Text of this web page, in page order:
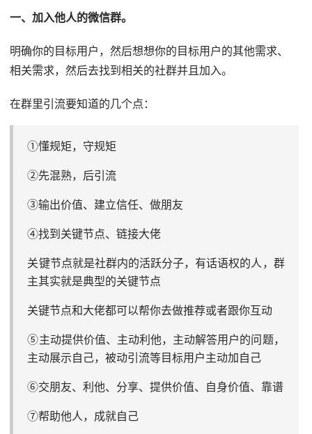
一、加入他人的微信群。
明确你的目标用户，然后想想你的目标用户的其他需求、
相关需求，然后去找到相关的社群并且加入。
在群里引流要知道的几个点：
①懂规矩，守规矩
②先混熟，后引流
③输出价值、建立信任、做朋友
④找到关键节点、链接大佬
关键节点就是社群内的活跃分子，有话语权的人，群
主其实就是典型的关键节点
关键节点和大佬都可以帮你去做推荐或者跟你互动
⑤主动提供价值、主动利他，主动解答用户的问题，
主动展示自己，被动引流等目标用户主动加自己
⑥交朋友、利他、分享、提供价值、自身价值、靠谱
⑦帮助他人，成就自己